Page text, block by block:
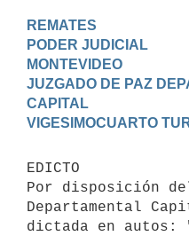
REMATES
PODER JUDICIAL
MONTEVIDEO
JUZGADO DE PAZ
CAPITAL
EDICTO
Por disposición
Departamental
dictada en autos: